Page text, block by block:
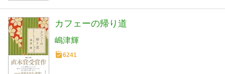
カフェーの帰り道
嶋津輝
6241